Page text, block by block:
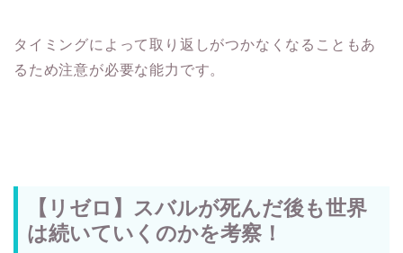
タイミングによって取り返しがつかなくなることもあ
るため注意が必要な能力です。
【リゼロ】スバルが死んだ後も世界
は続いていくのかを考察！